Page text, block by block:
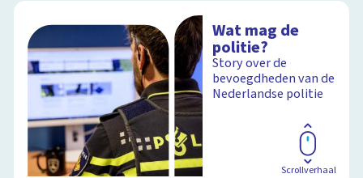
Wat mag de
politie?
Story over de
bevoegdheden van de
Nederlandse politie
Scrollverhaal